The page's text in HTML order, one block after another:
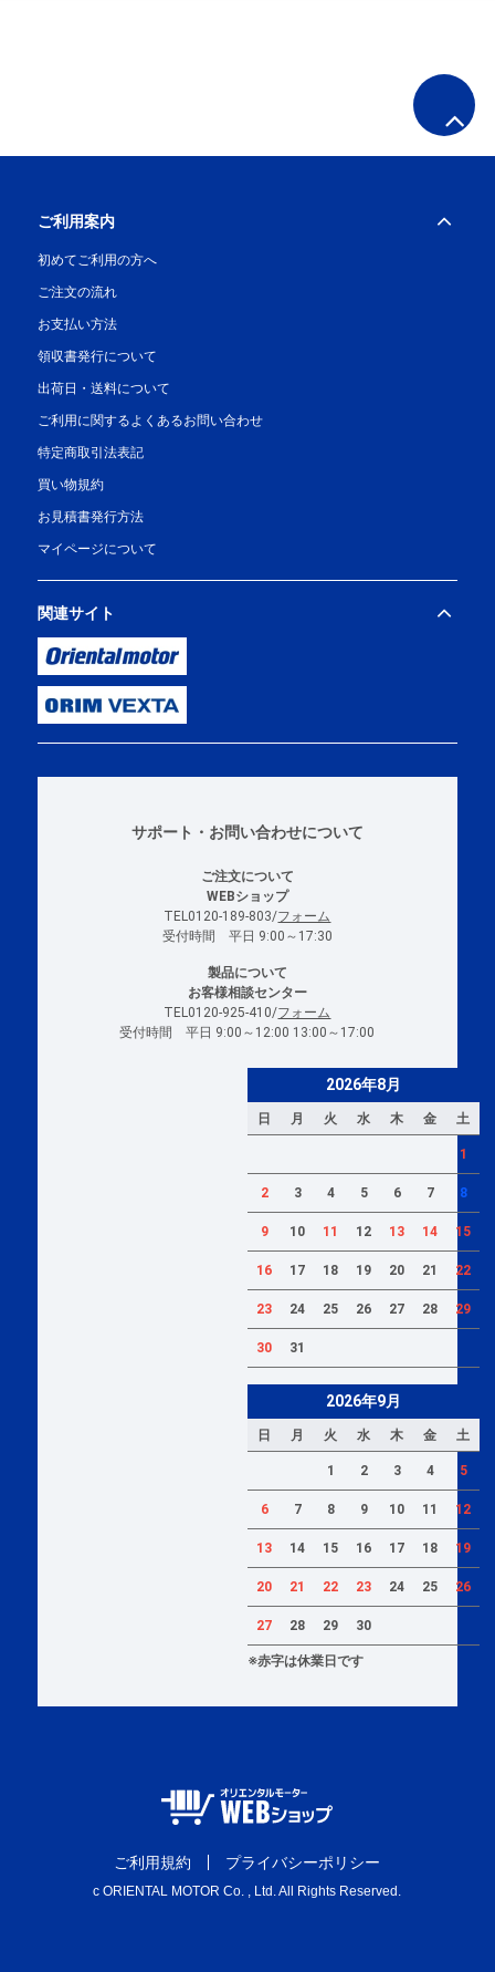
ご利用案内
初めてご利用の方へ
ご注文の流れ
お支払い方法
領収書発行について
出荷日・送料について
ご利用に関するよくあるお問い合わせ
特定商取引法表記
買い物規約
お見積書発行方法
マイページについて
関連サイト
サポート・お問い合わせについて
ご注文について
WEBショップ
TEL0120-189-803/フォーム
受付時間 平日 9:00～17:30
製品について
お客様相談センター
TEL0120-925-410/フォーム
受付時間 平日 9:00～12:00 13:00～17:00
ご利用規約 プライバシーポリシー
c ORIENTAL MOTOR Co. , Ltd. All Rights Reserved.
2026年8月
日 月 火 水 木 金 土
1
2 3 4 5 6 7 8
9 10 11 12 13 14 15
16 17 18 19 20 21 22
23 24 25 26 27 28 29
30 31
2026年9月
日 月 火 水 木 金 土
1 2 3 4 5
6 7 8 9 10 11 12
13 14 15 16 17 18 19
20 21 22 23 24 25 26
27 28 29 30
※赤字は休業日です